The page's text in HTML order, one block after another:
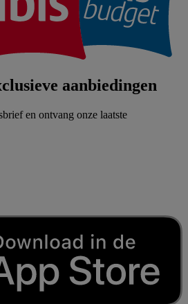
aanbiedingen
en ontvang onze laatste